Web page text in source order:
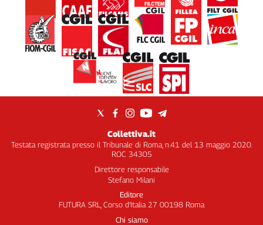
Collettiva.it
Testata registrata presso il Tribunale di Roma, n.41 del 13 maggio 2020.
ROC 34305
Direttore responsabile
Stefano Milani
Editore
FUTURA SRL, Corso d’Italia 27 00198 Roma
Chi siamo